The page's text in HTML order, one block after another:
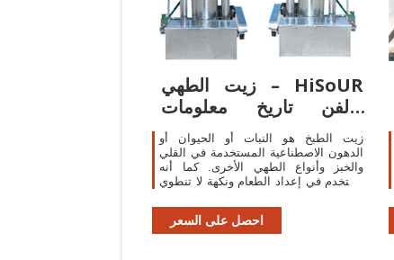
زيت الطهي – HiSoUR
والفن تاريخ معلومات
السفر
زيت الطبخ هو النبات أو الحيوان أو
الدهون الاصطناعية المستخدمة في القلي
والخبز وأنواع الطهي الأخرى. كما أنه
يستخدم في إعداد الطعام ونكهة لا تنطوي
والخبز الانخفاضات ،
احصل على السعر